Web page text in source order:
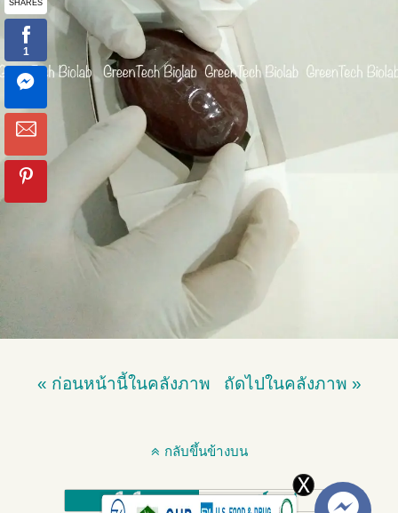
« ก่อนหน้านี้ในคลังภาพ ถัดไปในคลังภาพ »
กลับขึ้นข้างบน
มือถือ เดสก์ทอป